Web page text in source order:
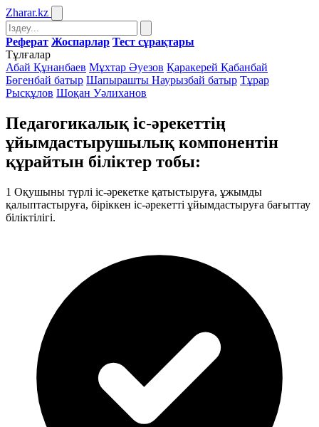
Zharar.kz
Реферат Жоспарлар Тест сұрақтары
Тұлғалар
Абай Құнанбаев Мұхтар Әуезов Қаракерей Қабанбай
Бөгенбай батыр Шапырашты Наурызбай батыр Тұрар
Рысқұлов Шоқан Уәлиханов
Педагогикалық іс-әрекеттің
ұйымдастырушылық компонентін
құрайтын біліктер тобы:
1 Оқушыны түрлі іс-әрекетке қатыстыруға, ұжымды
қалыптастыруға, біріккен іс-әрекетті ұйымдастыруға бағыттау
біліктілігі.